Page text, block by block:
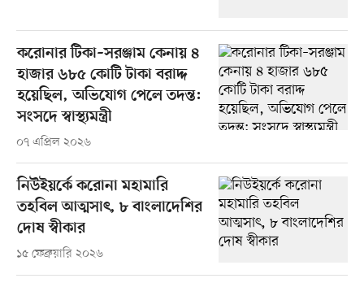
করোনার টিকা–সরঞ্জাম কেনায় ৪
হাজার ৬৮৫ কোটি টাকা বরাদ্দ
হয়েছিল, অভিযোগ পেলে তদন্ত:
সংসদে স্বাস্থ্যমন্ত্রী
০৭ এপ্রিল ২০২৬
নিউইয়র্কে করোনা মহামারি
তহবিল আত্মসাৎ, ৮ বাংলাদেশির
দোষ স্বীকার
১৫ ফেব্রুয়ারি ২০২৬